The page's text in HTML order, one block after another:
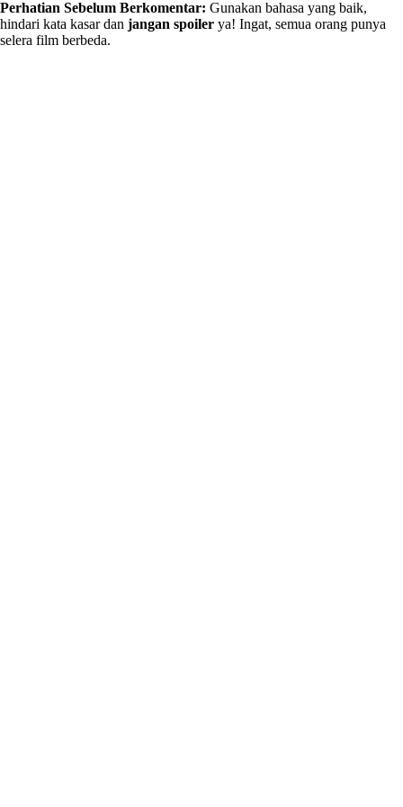
Perhatian Sebelum Berkomentar: Gunakan bahasa yang baik,
hindari kata kasar dan jangan spoiler ya! Ingat, semua orang punya
selera film berbeda.